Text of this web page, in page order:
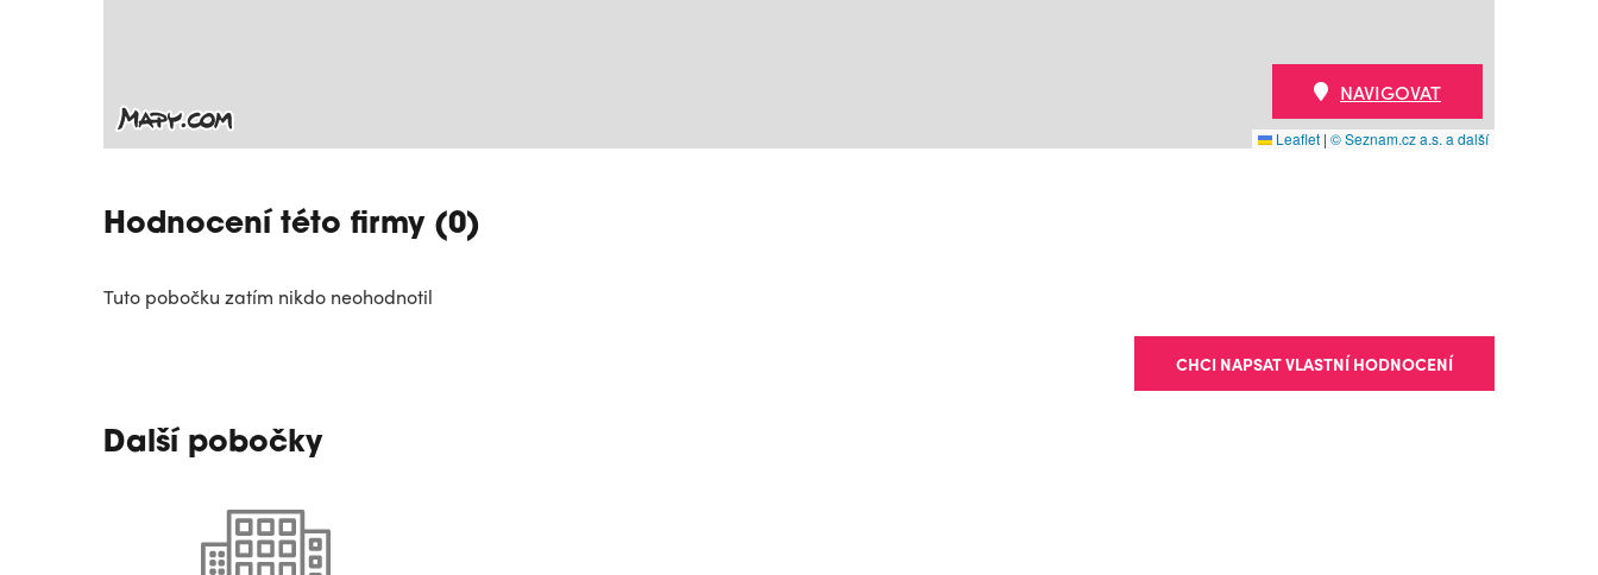
Leaflet | © Seznam.cz a.s. a další
NAVIGOVAT
Hodnocení této firmy (0)
Tuto pobočku zatím nikdo neohodnotil
CHCI NAPSAT VLASTNÍ HODNOCENÍ
Další pobočky